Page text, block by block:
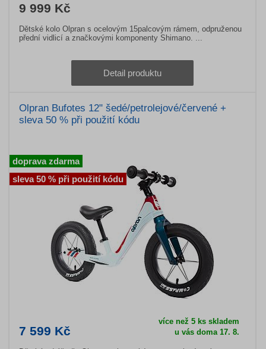
9 999 Kč
Dětské kolo Olpran s ocelovým 15palcovým rámem, odpruženou
přední vidlicí a značkovými komponenty Shimano. ...
Detail produktu
Olpran Bufotes 12" šedé/petrolejové/červené +
sleva 50 % při použití kódu
7 599 Kč
více než 5 ks skladem
u vás doma 17. 8.
doprava zdarma
sleva 50 % při použití kódu